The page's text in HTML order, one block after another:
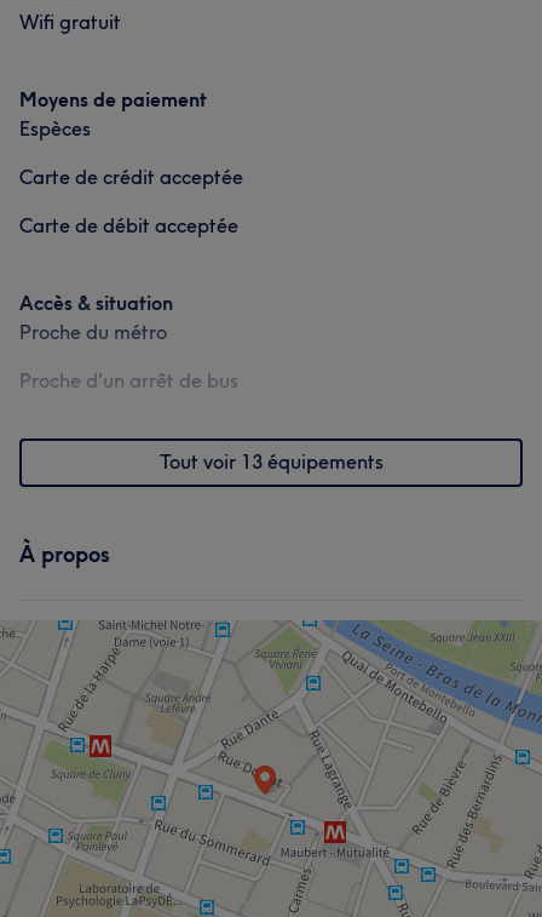
Manucure et Beauté des pieds
Manucure et Beauté des pieds
Wifi gratuit
Moyens de paiement
Espèces
Carte de crédit acceptée
Carte de débit acceptée
Accès & situation
Proche du métro
Proche d'un arrêt de bus
Tout voir 13 équipements
À propos